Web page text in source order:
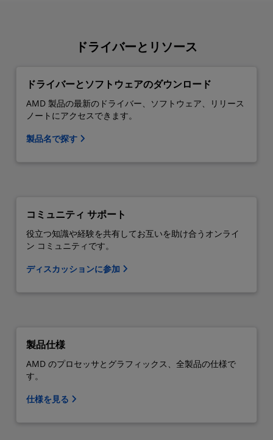
ドライバーとリソース
ドライバーとソフトウェアのダウンロード
AMD 製品の最新のドライバー、ソフトウェア、リリース
ノートにアクセスできます。
製品名で探す
コミュニティ サポート
役立つ知識や経験を共有してお互いを助け合うオンライ
ン コミュニティです。
ディスカッションに参加
製品仕様
AMD のプロセッサとグラフィックス、全製品の仕様で
す。
仕様を見る